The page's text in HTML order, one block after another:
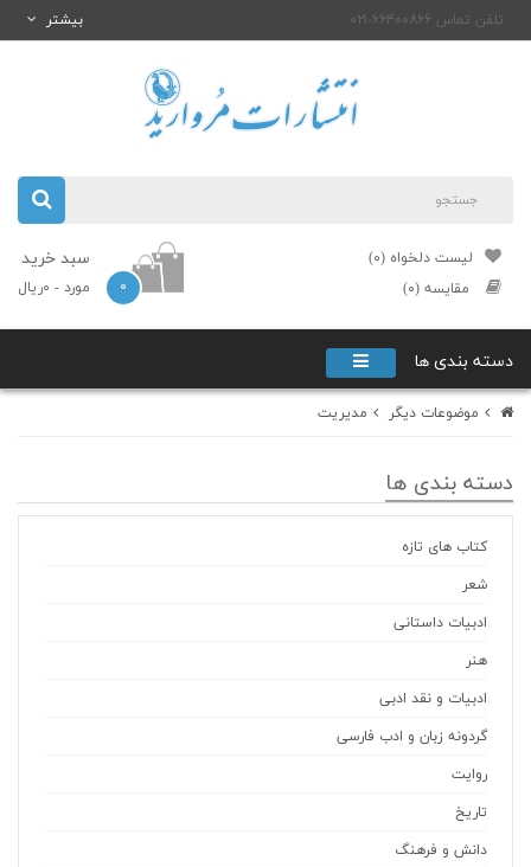
تلفن تماس ۶۶۴۰۰۸۶۶-۰۲۱ بیشتر
لیست دلخواه (۰)
مقایسه (۰)
سبد خرید
۰ مورد - ۰ریال
دسته بندی ها
موضوعات دیگر مدیریت
دسته بندی ها
کتاب های تازه
شعر
ادبیات داستانی
هنر
ادبیات و نقد ادبی
گردونه زبان و ادب فارسی
روایت
تاریخ
دانش و فرهنگ